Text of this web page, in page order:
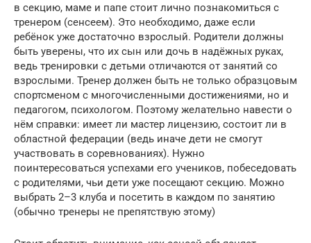
в секцию, маме и папе стоит лично познакомиться с
тренером (сенсеем). Это необходимо, даже если
ребёнок уже достаточно взрослый. Родители должны
быть уверены, что их сын или дочь в надёжных руках,
ведь тренировки с детьми отличаются от занятий со
взрослыми. Тренер должен быть не только образцовым
спортсменом с многочисленными достижениями, но и
педагогом, психологом. Поэтому желательно навести о
нём справки: имеет ли мастер лицензию, состоит ли в
областной федерации (ведь иначе дети не смогут
участвовать в соревнованиях). Нужно
поинтересоваться успехами его учеников, побеседовать
с родителями, чьи дети уже посещают секцию. Можно
выбрать 2–3 клуба и посетить в каждом по занятию
(обычно тренеры не препятствую этому)